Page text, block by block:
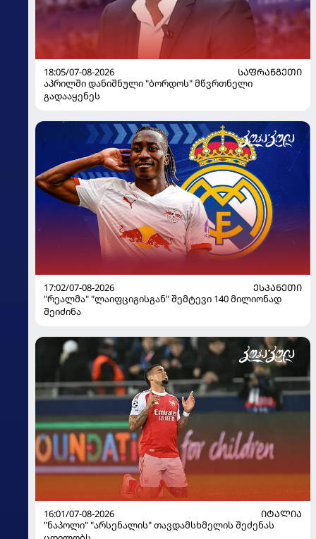
18:05/07-08-2026
ᲡᲐᲤᲠᲐᲜᲒᲔᲗᲘ
აპრილში დანიშნული "ბორდოს" მწვრთნელი
გადააყენეს
17:02/07-08-2026
ᲔᲡᲞᲐᲜᲔᲗᲘ
"რეალმა" "ლაიფციგისგან" შემტევი 140 მილიონად
შეიძინა
16:01/07-08-2026
ᲘᲢᲐᲚᲘᲐ
"ნაპოლი" "არსენალის" თავდამსხმელის შეძენას